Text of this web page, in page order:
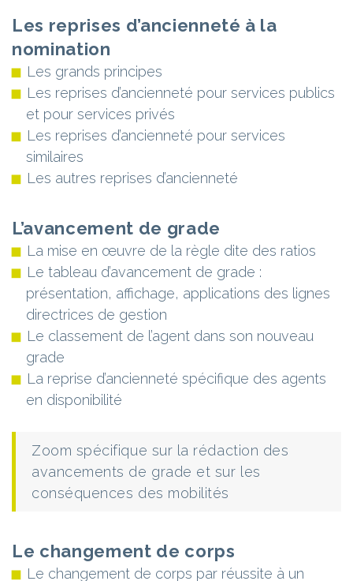
Les reprises d’ancienneté à la
nomination
Les grands principes
Les reprises d’ancienneté pour services publics
et pour services privés
Les reprises d’ancienneté pour services
similaires
Les autres reprises d’ancienneté
L’avancement de grade
La mise en œuvre de la règle dite des ratios
Le tableau d’avancement de grade :
présentation, affichage, applications des lignes
directrices de gestion
Le classement de l’agent dans son nouveau
grade
La reprise d’ancienneté spécifique des agents
en disponibilité
Zoom spécifique sur la rédaction des
avancements de grade et sur les
conséquences des mobilités
Le changement de corps
Le changement de corps par réussite à un